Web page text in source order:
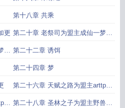
第十八章 共乘
更 第二十章 老祭司为盟主成仙一梦加
更
加 第二十二章 诱饵
第二十四章 梦
第二十六章 天赋之路为盟主arttp加
更
加 第二十八章 圣林之子为盟主野兽刑